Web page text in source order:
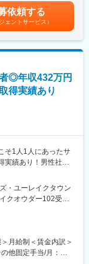
るためのカリキュラ
実現。実践に近いオ
トを利用し、個人の
ともに事業全体に関
す。
ます。
学校 6 年生までを
／4ヶ月）固定残業
金額であり、選考を
)は固定手当を含めた
依頼する
ェントサービス）
◎年収432万円
得実績あり
そ1人1人にあったサ
績あり！男性社員
童の生活のサポート
・ユーレイクタウン
クオウダー102受動
月給制＜賃金内訳＞
他固定手当/月：